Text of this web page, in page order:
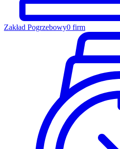
Zakład Pogrzebowy0 firm